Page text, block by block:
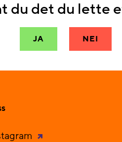
du det du lette
JA NEI